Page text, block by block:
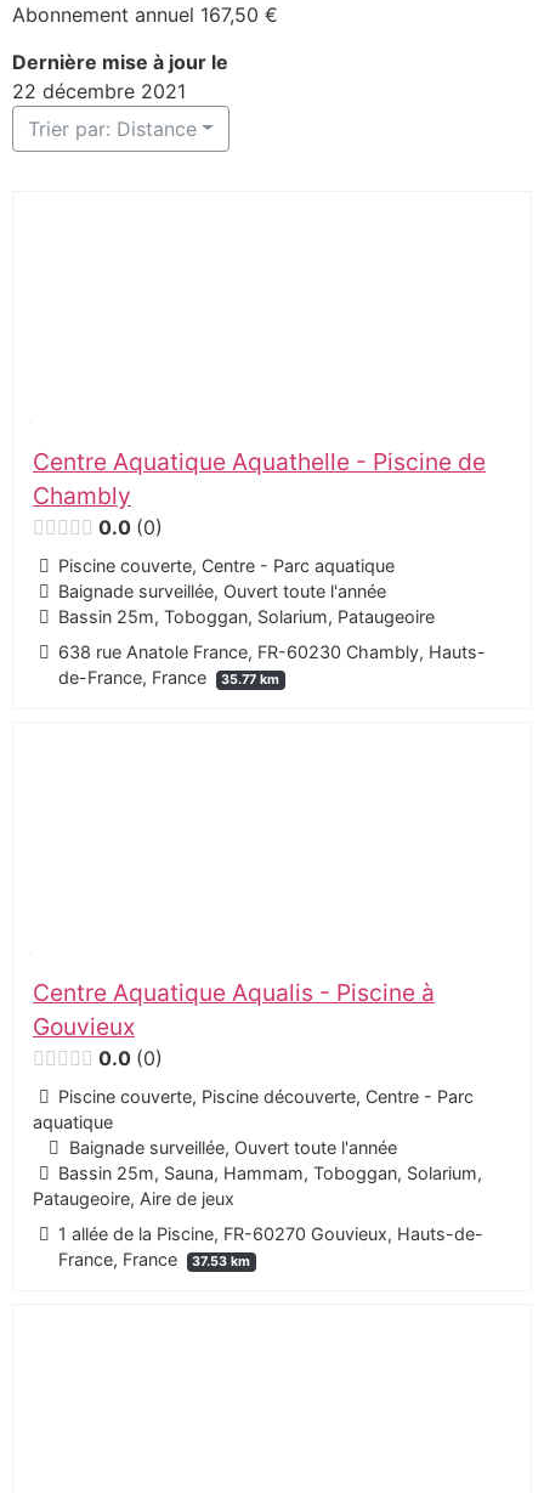
Abonnement annuel 167,50 €
Dernière mise à jour le
22 décembre 2021
Trier par: Distance
Centre Aquatique Aquathelle - Piscine de
Chambly
0.0 0
Piscine couverte, Centre - Parc aquatique
Baignade surveillée, Ouvert toute l'année
Bassin 25m, Toboggan, Solarium, Pataugeoire
638 rue Anatole France, FR-60230 Chambly, Hauts-
de-France, France
35.77 km
Centre Aquatique Aqualis - Piscine à
Gouvieux
0.0 0
Piscine couverte, Piscine découverte, Centre - Parc
aquatique
Baignade surveillée, Ouvert toute l'année
Bassin 25m, Sauna, Hammam, Toboggan, Solarium,
Pataugeoire, Aire de jeux
1 allée de la Piscine, FR-60270 Gouvieux, Hauts-de-
France, France
37.53 km